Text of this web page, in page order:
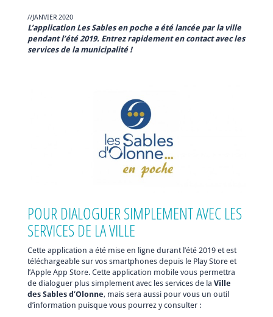
//JANVIER 2020
L’application Les Sables en poche a été lancée par la ville
pendant l’été 2019. Entrez rapidement en contact avec les
services de la municipalité !
POUR DIALOGUER SIMPLEMENT AVEC LES
SERVICES DE LA VILLE
Cette application a été mise en ligne durant l’été 2019 et est
téléchargeable sur vos smartphones depuis le Play Store et
l’Apple App Store. Cette application mobile vous permettra
de dialoguer plus simplement avec les services de la Ville
des Sables d’Olonne, mais sera aussi pour vous un outil
d’information puisque vous pourrez y consulter :